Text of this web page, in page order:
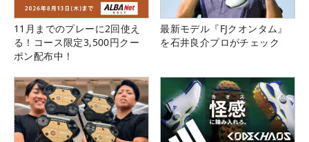
11月までのプレーに2回使え
る！コース限定3,500円クー
ポン配布中！
最新モデル『FJクオンタム』
を石井良介プロがチェック